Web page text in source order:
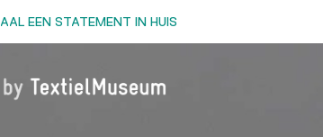
EEN STATEMENT IN HUIS